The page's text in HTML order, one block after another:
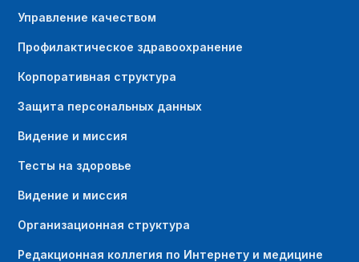
Управление качеством
Профилактическое здравоохранение
Корпоративная структура
Защита персональных данных
Видение и миссия
Тесты на здоровье
Видение и миссия
Организационная структура
Редакционная коллегия по Интернету и медицине